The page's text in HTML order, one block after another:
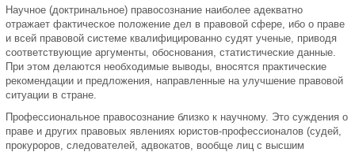
Научное (доктринальное) правосознание наиболее адекватно
отражает фактическое положение дел в правовой сфере, ибо о праве
и всей правовой системе квалифицированно судят ученые, приводя
соответствующие аргументы, обоснования, статистические данные.
При этом делаются необходимые выводы, вносятся практические
рекомендации и предложения, направленные на улучшение правовой
ситуации в стране.
Профессиональное правосознание близко к научному. Это суждения о
праве и других правовых явлениях юристов-профессионалов (судей,
прокуроров, следователей, адвокатов, вообще лиц с высшим